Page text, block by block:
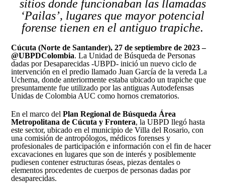
Así avanzamos
Mapa de personas buscadoras según solicitudes de
búsqueda
sitios donde funcionaban las llamadas
‘Pailas’, lugares que mayor potencial
forense tienen en el antiguo trapiche.
Cúcuta (Norte de Santander), 27 de septiembre de 2023 –
@UBPDColombia. La Unidad de Búsqueda de Personas
dadas por Desaparecidas -UBPD- inició un nuevo ciclo de
intervención en el predio llamado Juan García de la vereda La
Uchema, donde anteriormente estaba ubicado un trapiche que
presuntamente fue utilizado por las antiguas Autodefensas
Unidas de Colombia AUC como hornos crematorios.
En el marco delPlan Regional de Búsqueda Área
Metropolitana de Cúcuta y Frontera, la UBPD llegó hasta
este sector, ubicado en el municipio de Villa del Rosario, con
una comisión de antropólogos, médicos forenses y
profesionales de participación e información con el fin de hacer
excavaciones en lugares que son de interés y posiblemente
pudiesen contener estructuras óseas, piezas dentales o
elementos procedentes de cuerpos de personas dadas por
desaparecidas.